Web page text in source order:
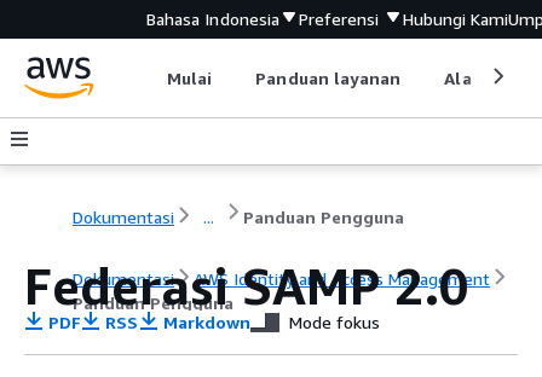
Bahasa Indonesia Preferensi Hubungi Kami
Mulai Panduan layanan Alat
Dokumentasi ... Panduan Pengguna
Dokumentasi
AWS Identity and Access Management
Panduan Pengguna
Federasi SAMP 2.0
PDF RSS Markdown Mode fokus